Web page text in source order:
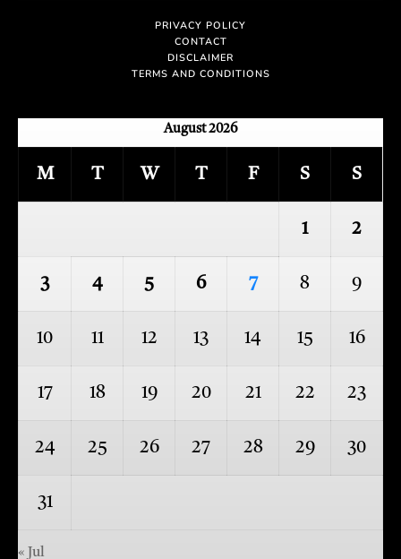
PRIVACY POLICY
CONTACT
DISCLAIMER
TERMS AND CONDITIONS
August 2026
M T W T F S S
1 2
3 4 5 6 7 8 9
10 11 12 13 14 15 16
17 18 19 20 21 22 23
24 25 26 27 28 29 30
31
« Jul